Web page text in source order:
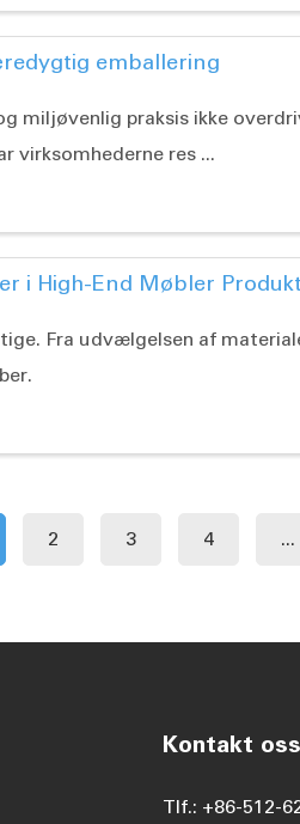
emballering
miljøvenlig praksis ikke
virksomhederne res ...
i High-End Møbler
Fra udvælgelsen af
2 3 4 ...
Kontakt oss
Tlf.: +86-512-